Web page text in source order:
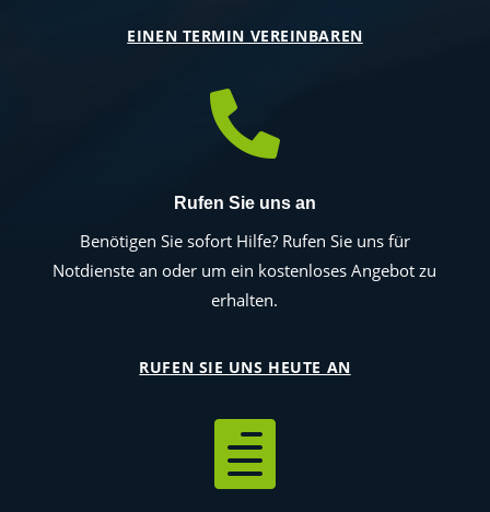
EINEN TERMIN VEREINBAREN

Rufen Sie uns an
Benötigen Sie sofort Hilfe? Rufen Sie uns für
Notdienste an oder um ein kostenloses Angebot zu
erhalten.
RUFEN SIE UNS HEUTE AN
